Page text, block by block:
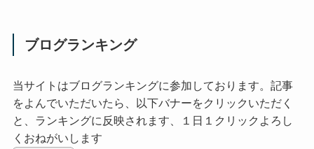
ブログランキング
当サイトはブログランキングに参加しております。記事
をよんでいただいたら、以下バナーをクリックいただく
と、ランキングに反映されます、１日１クリックよろし
くおねがいします